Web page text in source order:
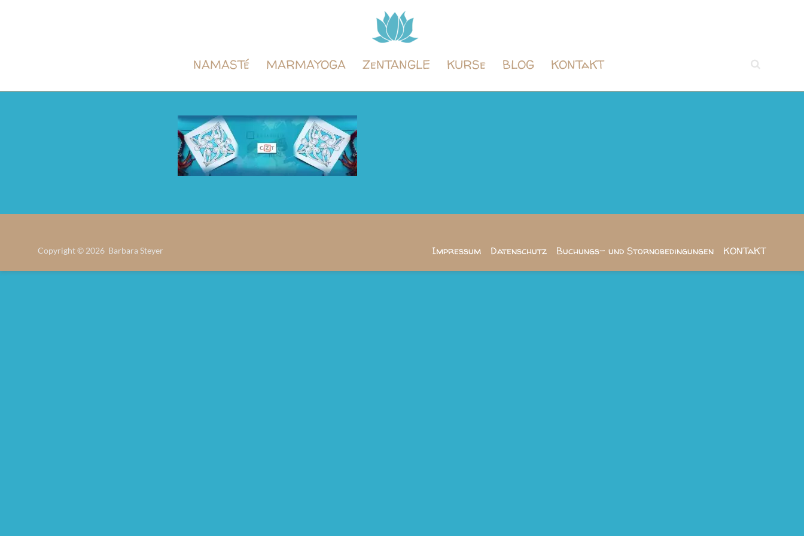
und
NAMASTé MARMAYOGA ZeNTANGLE KURSe BLOG KONTaKT
Copyright © 2026 Barbara Steyer Impressum Datenschutz Buchungs- und Stornobedingungen KONTaKT